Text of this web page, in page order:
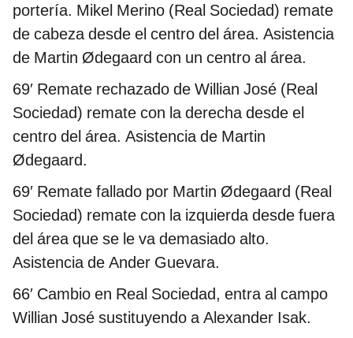
portería. Mikel Merino (Real Sociedad) remate
de cabeza desde el centro del área. Asistencia
de Martin Ødegaard con un centro al área.
69′ Remate rechazado de Willian José (Real
Sociedad) remate con la derecha desde el
centro del área. Asistencia de Martin
Ødegaard.
69′ Remate fallado por Martin Ødegaard (Real
Sociedad) remate con la izquierda desde fuera
del área que se le va demasiado alto.
Asistencia de Ander Guevara.
66′ Cambio en Real Sociedad, entra al campo
Willian José sustituyendo a Alexander Isak.